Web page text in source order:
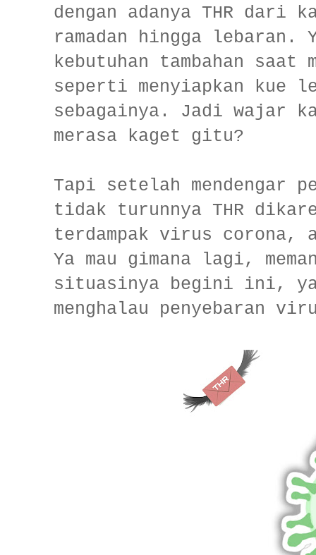
dengan adanya THR dari
ramadan hingga lebaran.
kebutuhan tambahan saat
seperti menyiapkan kue
sebagainya. Jadi wajar
merasa kaget gitu?
Tapi setelah mendengar
tidak turunnya THR
terdampak virus corona,
Ya mau gimana lagi,
situasinya begini ini,
menghalau penyebaran